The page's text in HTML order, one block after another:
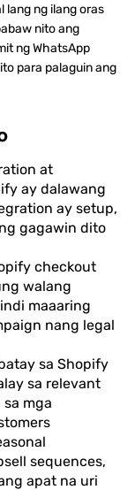
lang ng ilang oras
nito ang
ng WhatsApp
para palaguin ang
at
ay dalawang
ay setup,
gagawin dito
checkout
walang
maaaring
nang legal
sa Shopify
sa relevant
mga
sequences,
apat na uri